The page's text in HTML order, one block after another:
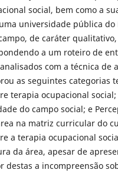
social, bem como a
universidade pública do
de caráter
a um roteiro de
com a técnica de
as seguintes categorias
terapia ocupacional
do campo social; e
na matriz curricular do
a terapia ocupacional
da área, apesar de
destas a incompreensão